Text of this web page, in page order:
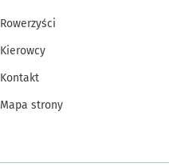
Rowerzyści
Kierowcy
Kontakt
Mapa strony